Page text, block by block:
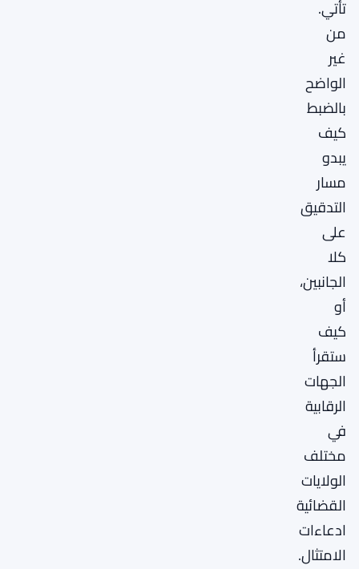
تأتي.
من
غير
الواضح
بالضبط
كيف
يبدو
مسار
التدقيق
على
كلا
الجانبين،
أو
كيف
ستقرأ
الجهات
الرقابية
في
مختلف
الولايات
القضائية
ادعاءات
الامتثال.